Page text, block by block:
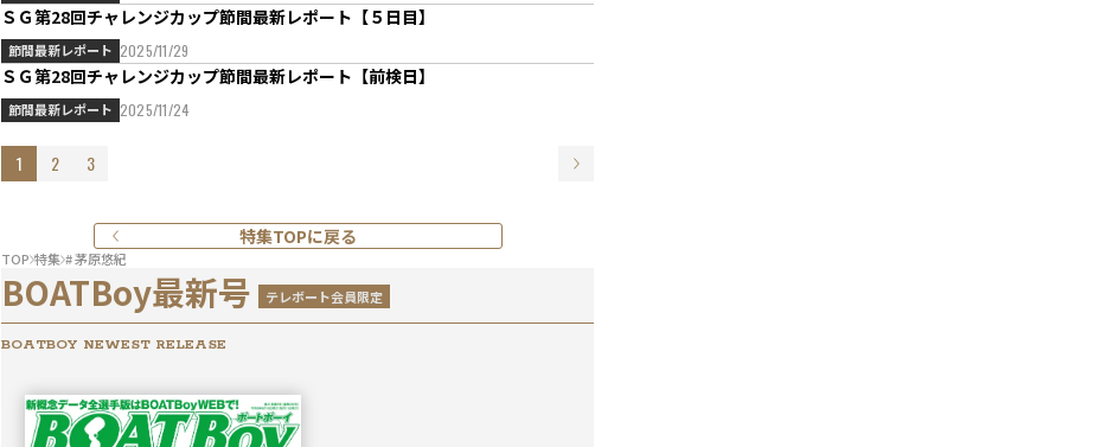
ＳＧ第28回チャレンジカップ節間最新レポート【５日目】
節間最新レポート 2025/11/29
ＳＧ第28回チャレンジカップ節間最新レポート【前検日】
節間最新レポート 2025/11/24
1 2 3
特集TOPに戻る
TOP 特集 # 茅原悠紀
BOATBoy最新号 テレボート会員限定
BOATBOY NEWEST RELEASE